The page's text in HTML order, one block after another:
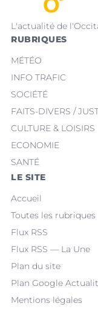
L'actualité de
RUBRIQUES
MÉTÉO
INFO TRAFIC
SOCIÉTÉ
FAITS-DIVERS /
CULTURE & LOISIRS
ECONOMIE
SANTÉ
LE SITE
Accueil
Toutes les rubriques
Flux RSS
Flux RSS — La Une
Plan du site
Plan Google
Mentions légales